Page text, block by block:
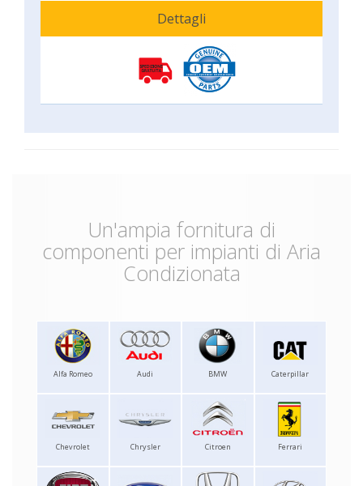
Dettagli
Un'ampia fornitura di
componenti per impianti di Aria
Condizionata
Alfa Romeo Audi BMW Caterpillar
Chevrolet Chrysler Citroen Ferrari